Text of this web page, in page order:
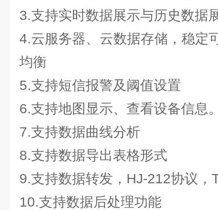
3.支持实时数据展示与历史数据
4.云服务器、云数据存储，稳定
均衡
5.支持短信报警及阈值设置
6.支持地图显示、查看设备信息
7.支持数据曲线分析
8.支持数据导出表格形式
9.支持数据转发，HJ-212协议，
10.支持数据后处理功能